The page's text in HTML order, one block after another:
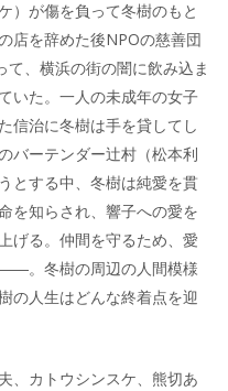
）が傷を負って冬樹のもと
店を辞めた後NPOの慈善団
て、横浜の街の闇に飲み込ま
いた。一人の未成年の女子
信治に冬樹は手を貸してし
バーテンダー辻村（松本利
とする中、冬樹は純愛を貫
を知らされ、響子への愛を
げる。仲間を守るため、愛
。冬樹の周辺の人間模様
の人生はどんな終着点を迎
、カトウシンスケ、熊切あ